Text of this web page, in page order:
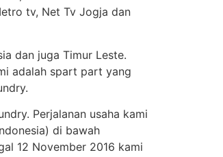
tv, Net Tv Jogja dan
dan juga Timur Leste.
adalah spart part yang
Perjalanan usaha kami
di bawah
12 November 2016 kami